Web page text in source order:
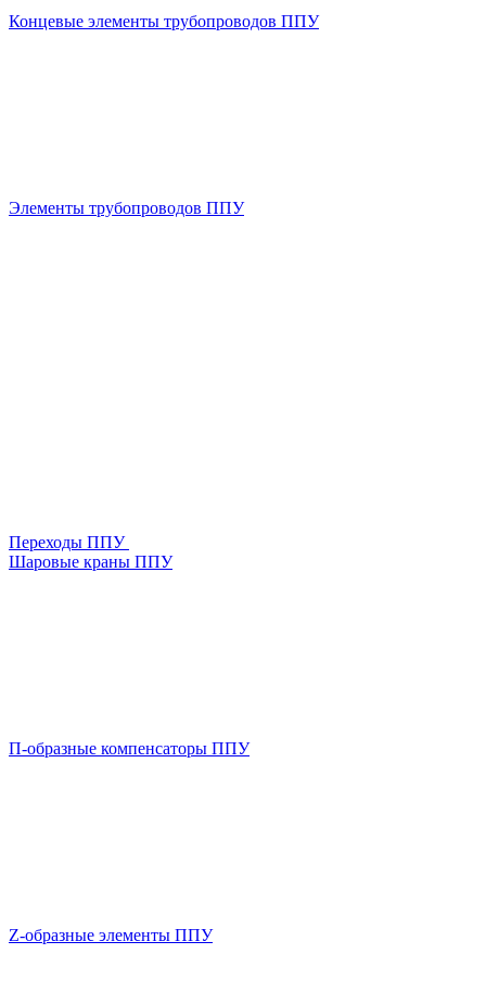
Концевые элементы трубопроводов ППУ
Элементы трубопроводов ППУ
Переходы ППУ
Шаровые краны ППУ
П-образные компенсаторы ППУ
Z-образные элементы ППУ